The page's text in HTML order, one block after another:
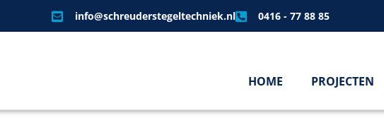
info@schreuderstegeltechniek.nl 0416 - 77 88 85
HOME PROJECTEN